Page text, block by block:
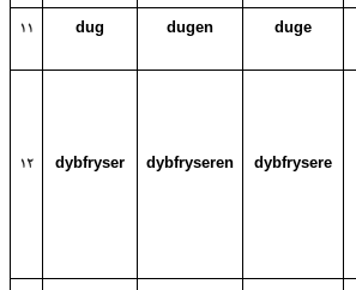
11 dug dugen duge
12 dybfryser dybfryseren dybfrysere